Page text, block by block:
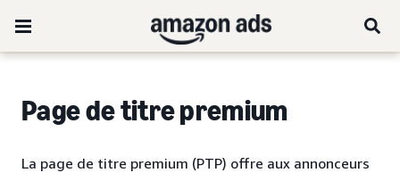
Page de titre premium
La page de titre premium (PTP) offre aux annonceurs